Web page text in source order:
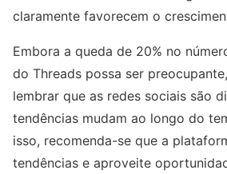
claramente favorecem o
Embora a queda de 20% no
do Threads possa ser
lembrar que as redes sociais são
tendências mudam ao longo do
isso, recomenda-se que a
tendências e aproveite